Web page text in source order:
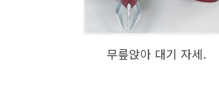
무릎앉아 대기 자세.